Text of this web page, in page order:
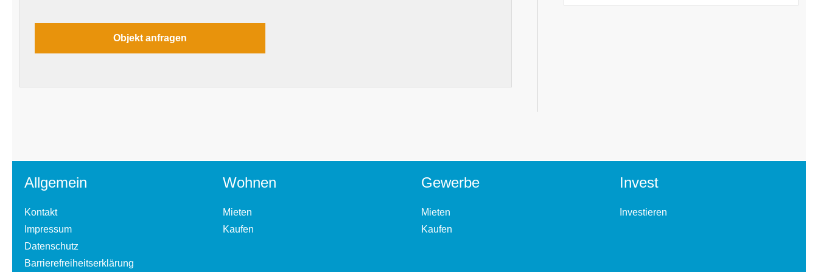
Allgemein
Kontakt
Impressum
Datenschutz
Barrierefreiheitserklärung
Wohnen
Mieten
Kaufen
Gewerbe
Mieten
Kaufen
Invest
Investieren